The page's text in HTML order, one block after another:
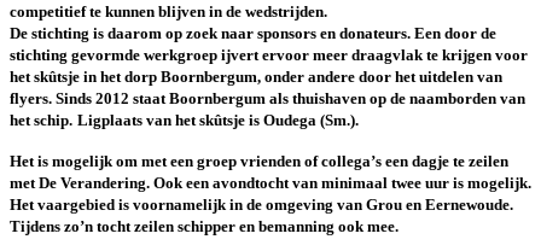
competitief te kunnen blijven in de wedstrijden.
De stichting is daarom op zoek naar sponsors en donateurs. Een door de
stichting gevormde werkgroep ijvert ervoor meer draagvlak te krijgen voor
het skûtsje in het dorp Boornbergum, onder andere door het uitdelen van
flyers. Sinds 2012 staat Boornbergum als thuishaven op de naamborden van
het schip. Ligplaats van het skûtsje is Oudega (Sm.).
Het is mogelijk om met een groep vrienden of collega’s een dagje te zeilen
met De Verandering. Ook een avondtocht van minimaal twee uur is mogelijk.
Het vaargebied is voornamelijk in de omgeving van Grou en Eernewoude.
Tijdens zo’n tocht zeilen schipper en bemanning ook mee.